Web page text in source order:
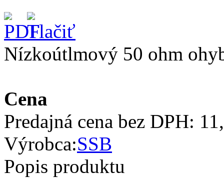
Nízkoútlmový 50 ohm
Cena
Predajná cena bez DPH:
Výrobca:SSB
Popis produktu